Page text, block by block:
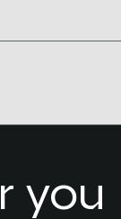
you